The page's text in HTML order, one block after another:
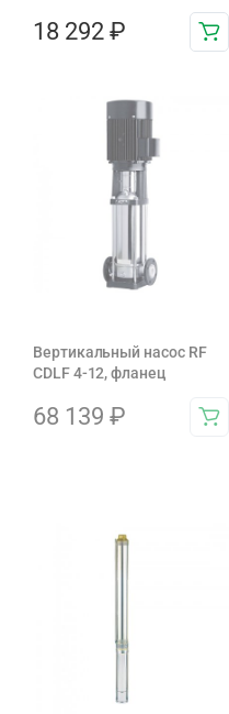
18 292 ₽
Вертикальный насос RF
CDLF 4-12, фланец
68 139 ₽